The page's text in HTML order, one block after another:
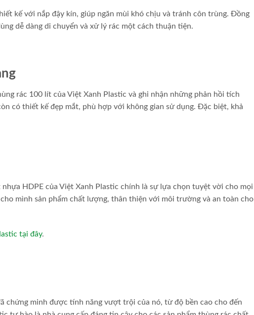
kế với nắp đậy kín, giúp ngăn mùi khó chịu và tránh côn trùng. Đồng
dễ dàng di chuyển và xử lý rác một cách thuận tiện.
rác 100 lít của Việt Xanh Plastic và ghi nhận những phản hồi tích
có thiết kế đẹp mắt, phù hợp với không gian sử dụng. Đặc biệt, khả
HDPE của Việt Xanh Plastic chính là sự lựa chọn tuyệt vời cho mọi
mình sản phẩm chất lượng, thân thiện với môi trường và an toàn cho
tại đây.
chứng minh được tính năng vượt trội của nó, từ độ bền cao cho đến